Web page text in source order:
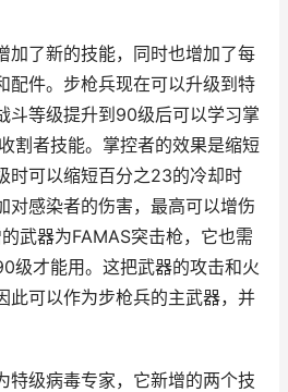
加了新的技能，同时也增加了每
配件。步枪兵现在可以升级到特
斗等级提升到90级后可以学习掌
割者技能。掌控者的效果是缩短
时可以缩短百分之23的冷却时
对感染者的伤害，最高可以增伤
武器为FAMAS突击枪，它也需
级才能用。这把武器的攻击和火
此可以作为步枪兵的主武器，并
特级病毒专家，它新增的两个技